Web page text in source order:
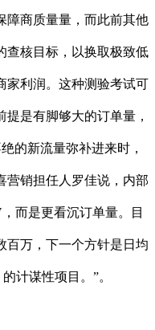
障商质量量，而此前其他
查核目标，以换取极致低
家利润。这种测验考试可
是有脚够大的订单量，
的新流量弥补进来时，
营销担任人罗佳说，内部
而是更看沉订单量。目
百万，下一个方针是日均
计谋性项目。”。